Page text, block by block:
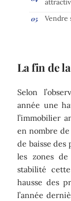
Vendre
La fin de
Selon
année une
l’immobilier
en nombre
de baisse des
les zones
stabilité
hausse des
l’année